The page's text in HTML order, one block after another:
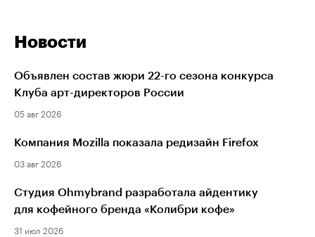
Новости
Объявлен состав жюри 22-го сезона конкурса
Клуба арт-директоров России
05 авг 2026
Компания Mozilla показала редизайн Firefox
03 авг 2026
Студия Ohmybrand разработала айдентику
для кофейного бренда «Колибри кофе»
31 июл 2026